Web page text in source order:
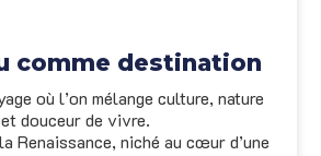
comme destination
où l’on mélange culture, nature
et douceur de vivre.
Renaissance, niché au cœur d’une